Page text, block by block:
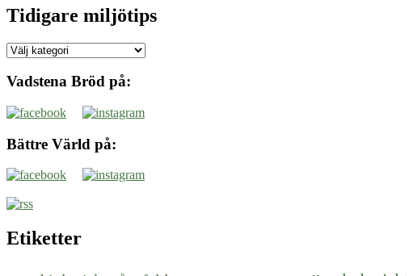
Tidigare miljötips
Tidigare
Vadstena Bröd på:
Bättre Värld på:
Etiketter